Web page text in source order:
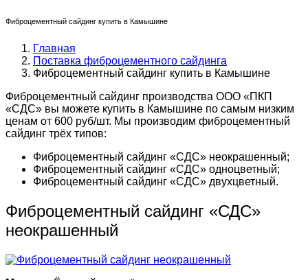
Фиброцементный сайдинг купить в Камышине
Главная
Поставка фиброцементного сайдинга
Фиброцементный сайдинг купить в Камышине
Фиброцементный сайдинг производства ООО «ПКП
«СДС» вы можете купить в Камышине по самым низким
ценам от 600 руб/шт. Мы производим фиброцементный
сайдинг трёх типов:
Фиброцементный сайдинг «СДС» неокрашенный;
Фиброцементный сайдинг «СДС» одноцветный;
Фиброцементный сайдинг «СДС» двухцветный.
Фиброцементный сайдинг «СДС»
неокрашенный